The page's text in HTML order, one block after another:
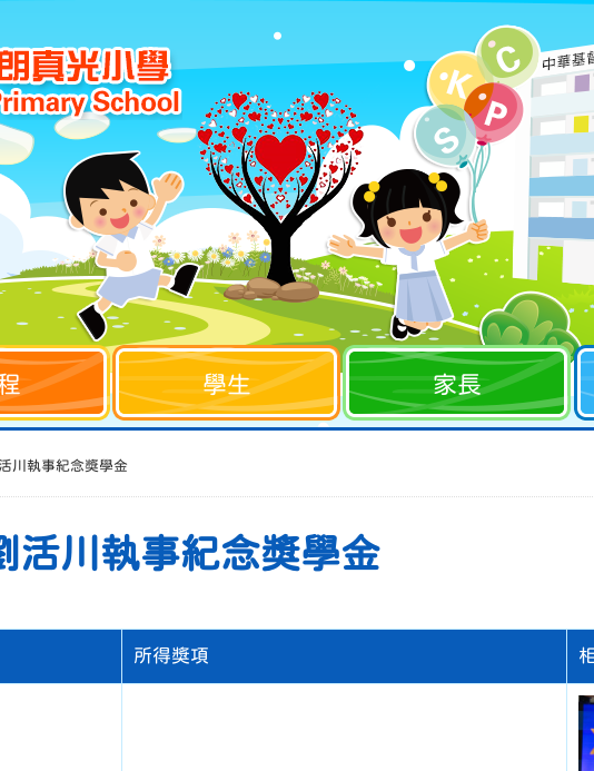
學生 家長
川執事紀念獎學金
川執事紀念獎學金
所得獎項